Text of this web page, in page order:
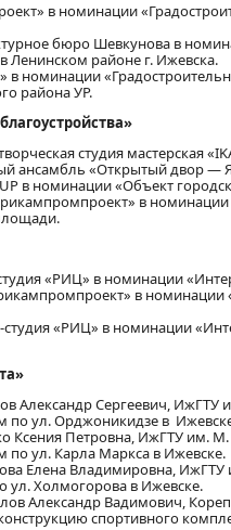
в номинации
бюро Шевкунова в
Ленинском районе г. Ижевска.
в номинации
района УР.
студия мастерская
ансамбль «Открытый двор —
в номинации «Объект
в
«РИЦ» в номинации
в
студия «РИЦ» в номинации
Александр Сергеевич, ИжГТУ
по ул. Орджоникидзе в
Ксения Петровна, ИжГТУ им.
ул. Карла Маркса в Ижевске.
Елена Владимировна,
ул. Холмогорова в Ижевске.
Александр Вадимович,
спортивного